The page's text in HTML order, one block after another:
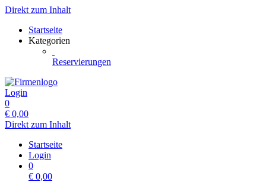
Direkt zum Inhalt
Startseite
Kategorien
Reservierungen
Login
0
€ 0,00
Direkt zum Inhalt
Startseite
Login
0
€ 0,00